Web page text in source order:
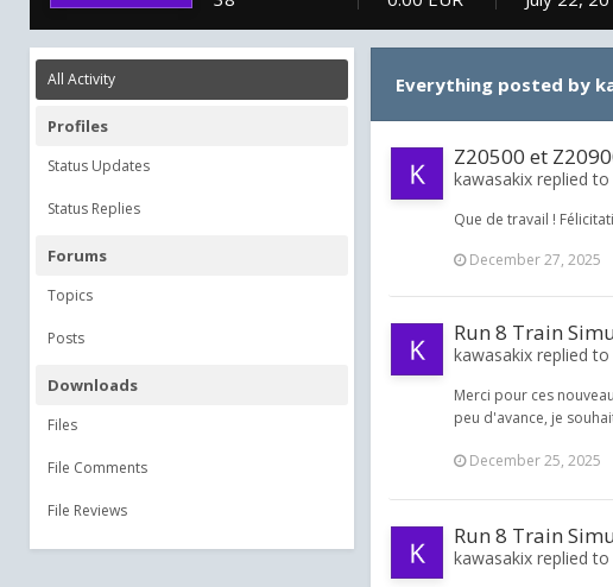
All Activity
Profiles
Status Updates
Status Replies
Forums
Topics
Posts
Downloads
Files
File Comments
File Reviews
Everything posted by
Z20500 et
kawasakix replied
Que de travail !
December 27, 2025
Run 8 Train
kawasakix replied
Merci pour ces
peu d'avance, je
December 25, 2025
Run 8 Train
kawasakix replied